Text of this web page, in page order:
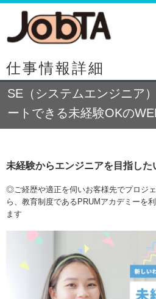
仕事情報詳細
SE（システムエンジニア
ートできる未経験OKの
未経験からエンジニアを目指した
◎ご経歴や適正を伺いお客様先でプロジ
ら、教育制度であるPRUMアカデミーを
ます